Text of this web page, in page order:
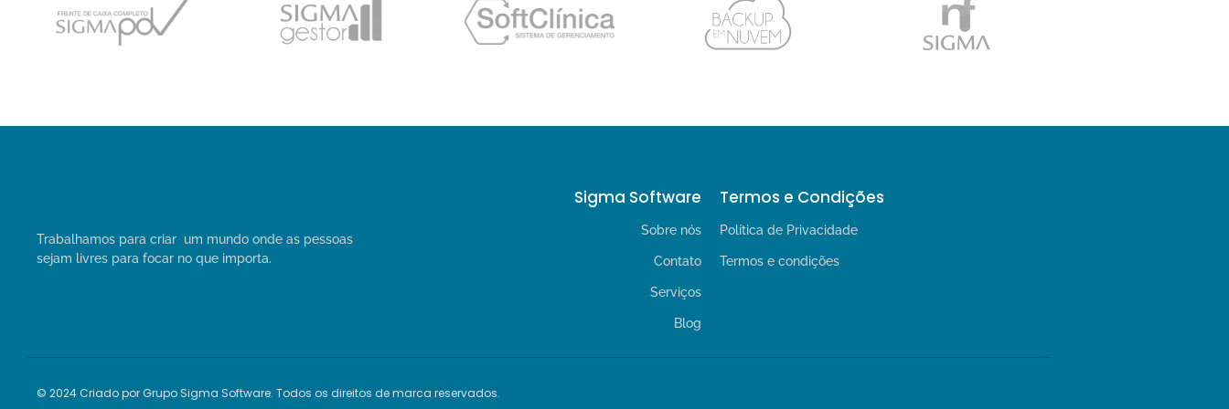
Trabalhamos para criar um mundo onde as pessoas
sejam livres para focar no que importa.
Sigma Software
Sobre nós
Contato
Serviços
Blog
Termos e Condições
Política de Privacidade
Termos e condições
© 2024 Criado por Grupo Sigma Software. Todos os direitos de marca reservados.